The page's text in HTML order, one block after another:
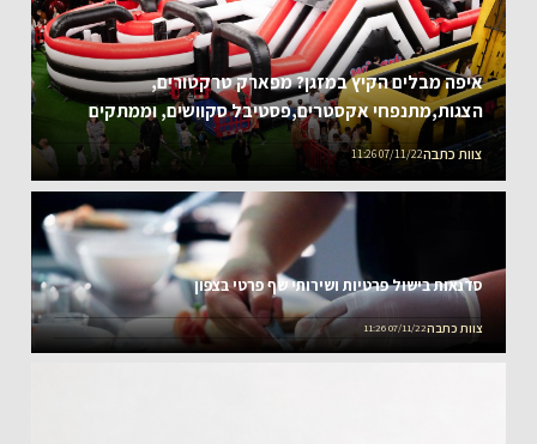
איפה מבלים הקיץ במזגן? מפארק טרקטורים,
הצגות,מתנפחי אקסטרים,פסטיבל סקוושים, וממתקים
ותערוכת בלונים ולגו ועד המקום שבו מותר לשבור הכול.
היכן בחינם והיכן בתשלום?
צוות כתבה07/11/22 11:26
סדנאות בישול פרטיות ושירותי שף פרטי בצפון
צוות כתבה07/11/22 11:26